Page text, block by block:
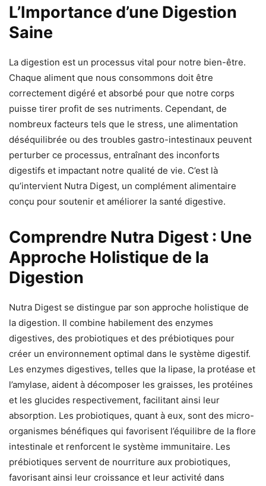
L’Importance d’une Digestion
Saine
La digestion est un processus vital pour notre bien-être.
Chaque aliment que nous consommons doit être
correctement digéré et absorbé pour que notre corps
puisse tirer profit de ses nutriments. Cependant, de
nombreux facteurs tels que le stress, une alimentation
déséquilibrée ou des troubles gastro-intestinaux peuvent
perturber ce processus, entraînant des inconforts
digestifs et impactant notre qualité de vie. C’est là
qu’intervient Nutra Digest, un complément alimentaire
conçu pour soutenir et améliorer la santé digestive.
Comprendre Nutra Digest : Une
Approche Holistique de la
Digestion
Nutra Digest se distingue par son approche holistique de
la digestion. Il combine habilement des enzymes
digestives, des probiotiques et des prébiotiques pour
créer un environnement optimal dans le système digestif.
Les enzymes digestives, telles que la lipase, la protéase et
l’amylase, aident à décomposer les graisses, les protéines
et les glucides respectivement, facilitant ainsi leur
absorption. Les probiotiques, quant à eux, sont des micro-
organismes bénéfiques qui favorisent l’équilibre de la flore
intestinale et renforcent le système immunitaire. Les
prébiotiques servent de nourriture aux probiotiques,
favorisant ainsi leur croissance et leur activité dans